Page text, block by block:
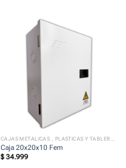
CAJAS METALICAS , PLASTICAS Y TABLEROS ELECTRICOS
Caja 20x20x10 Fem
$34.999